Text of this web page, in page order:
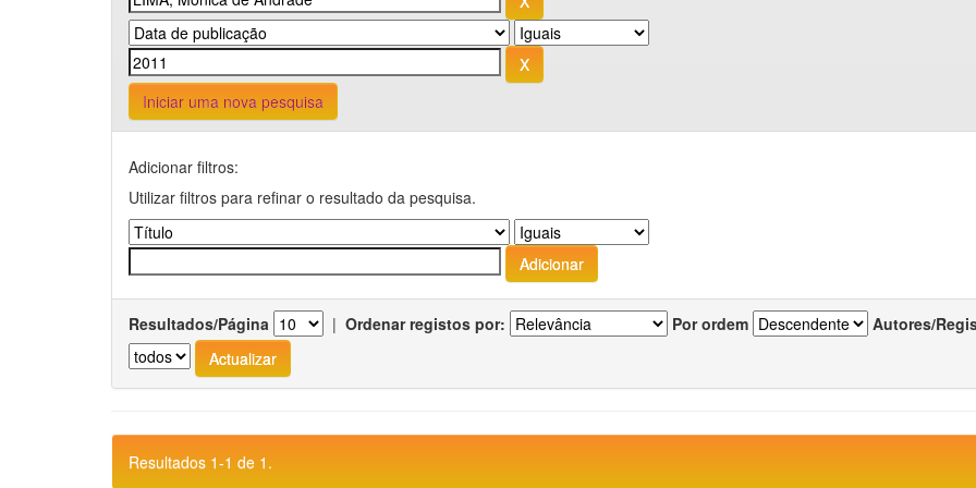
Iniciar uma nova pesquisa
Adicionar filtros:
Utilizar filtros para refinar o resultado da pesquisa.
Resultados/Página | Ordenar registos por: Por ordem Autores/
Resultados 1-1 de 1.